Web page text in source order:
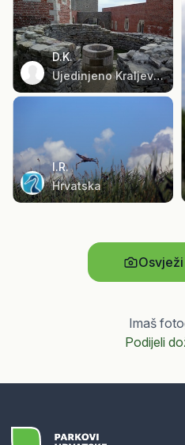
D.K.
Ujedinjeno Kraljevstvo
I.R.
Hrvatska
Imaš
Podijeli